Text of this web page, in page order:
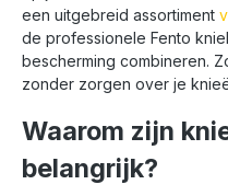
montageklussen. Het
materiaal is slijtvast en
eenvoudig schoon te
maken.Met de Fento
Home kniebeschermers
voorkom je pijnlijke
knieën tijdens
alledaagse
klussen.· Materiaal:
een uitgebreid assortiment
de professionele Fento
bescherming combineren.
zonder zorgen over je
Waarom zijn
belangrijk?